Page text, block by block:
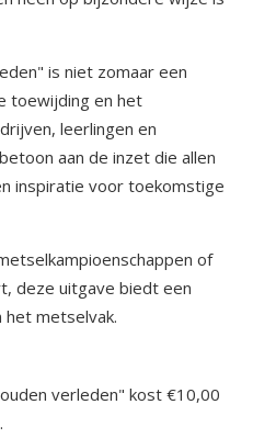
is niet zomaar een
toewijding en het
leerlingen en
aan de inzet die allen
inspiratie voor toekomstige
of
deze uitgave biedt een
het metselvak.
verleden" kost €10,00